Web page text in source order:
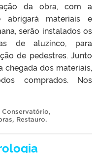
da obra, com a
abrigará materiais e
serão instalados os
de aluzinco, para
de pedestres. Junto
chegada dos materiais,
comprados. Nos
Conservatório,
, Restauro.